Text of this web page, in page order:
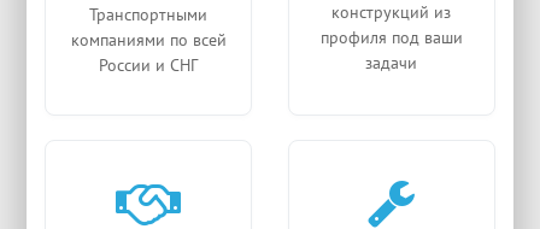
Транспортными
компаниями по всей
России и СНГ
конструкций из
профиля под ваши
задачи